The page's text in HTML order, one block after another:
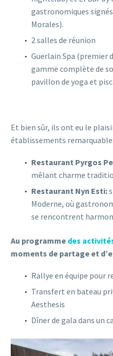
gastronomiques
Morales).
2 salles de réunion
Guerlain Spa (premier
gamme complète de
pavillon de yoga et
Et bien sûr, ils ont eu le
établissements
Restaurant Pyrgos
mêlant charme
Restaurant Nyn Esti:
Moderne, où
se rencontrent
Au programme des
moments de partage et
Rallye en équipe pour
Transfert en bateau
Aesthesis
Dîner de gala dans un